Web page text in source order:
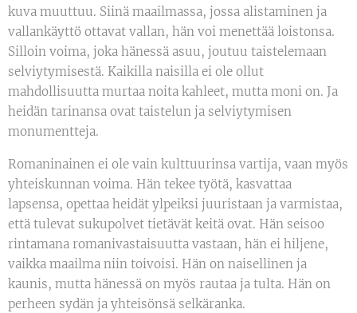
kuva muuttuu. Siinä maailmassa, jossa alistaminen ja
vallankäyttö ottavat vallan, hän voi menettää loistonsa.
Silloin voima, joka hänessä asuu, joutuu taistelemaan
selviytymisestä. Kaikilla naisilla ei ole ollut
mahdollisuutta murtaa noita kahleet, mutta moni on. Ja
heidän tarinansa ovat taistelun ja selviytymisen
monumentteja.
Romaninainen ei ole vain kulttuurinsa vartija, vaan myös
yhteiskunnan voima. Hän tekee työtä, kasvattaa
lapsensa, opettaa heidät ylpeiksi juuristaan ja varmistaa,
että tulevat sukupolvet tietävät keitä ovat. Hän seisoo
rintamana romanivastaisuutta vastaan, hän ei hiljene,
vaikka maailma niin toivoisi. Hän on naisellinen ja
kaunis, mutta hänessä on myös rautaa ja tulta. Hän on
perheen sydän ja yhteisönsä selkäranka.